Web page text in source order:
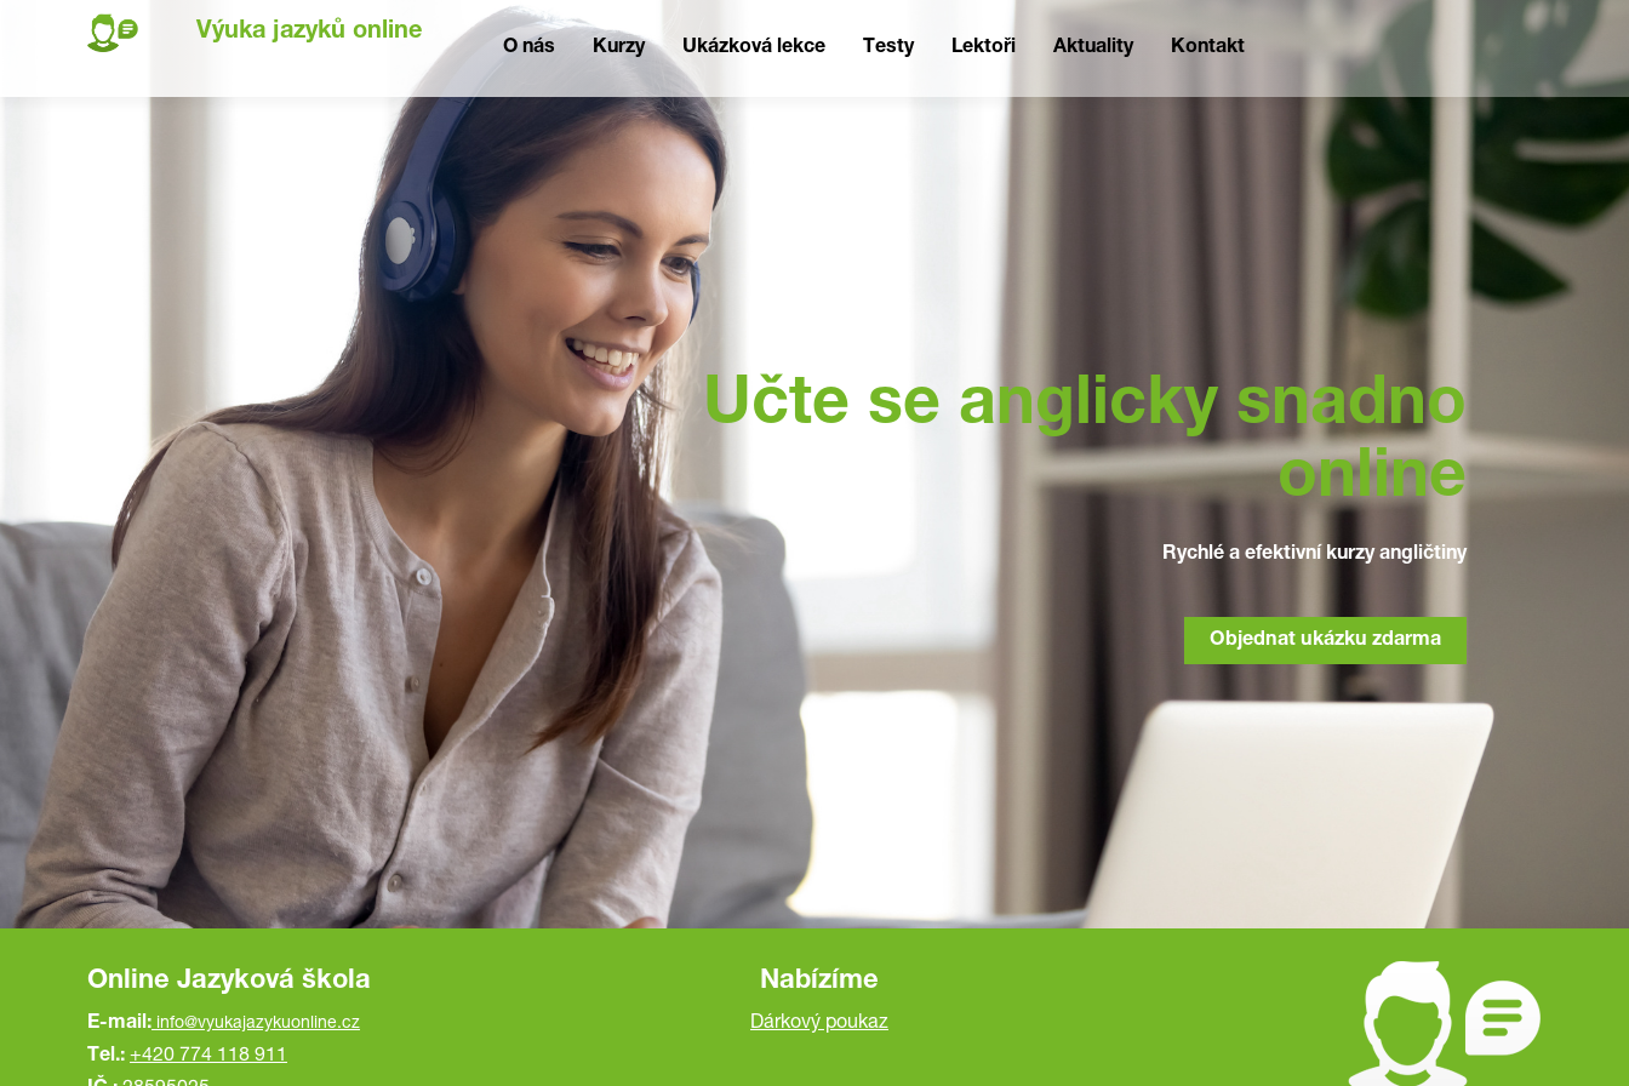
Výuka jazyků online
O nás Kurzy Ukázková lekce Testy Lektoři Aktuality Kontakt
Učte se anglicky snadno
online
Rychlé a efektivní kurzy angličtiny
Objednat ukázku zdarma
Online Jazyková škola
E-mail: info@vyukajazykuonline.cz
Tel.: +420 774 118 911
Nabízíme
Dárkový poukaz